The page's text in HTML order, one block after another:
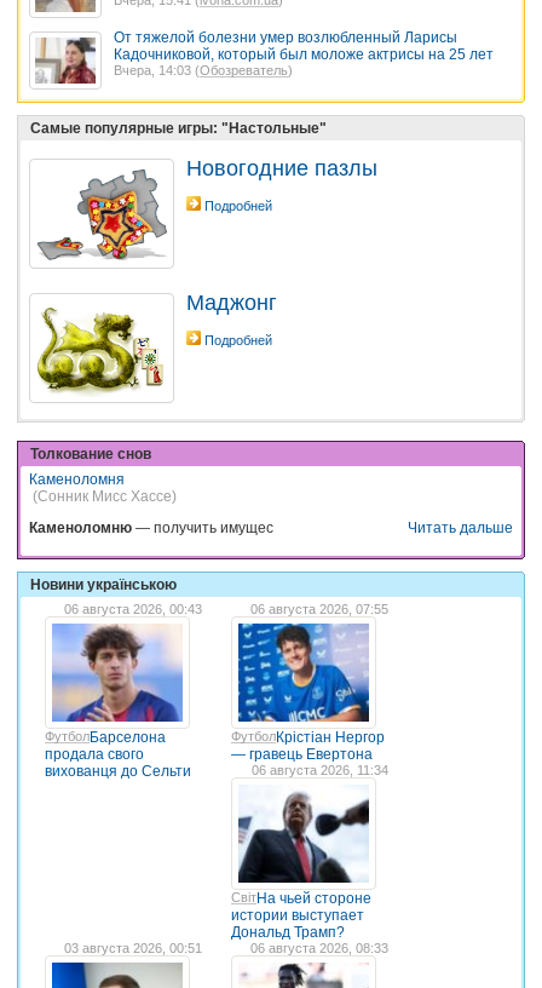
От тяжелой болезни умер возлюбленный Ларисы
Кадочниковой, который был моложе актрисы на 25 лет
Вчера, 14:03 (Обозреватель)
Самые популярные игры: "Настольные"
Новогодние пазлы
Подробней
Маджонг
Подробней
Толкование снов
Каменоломня
(Сонник Мисс Хассе)
Каменоломню — получить имущес Читать дальше
Новини українською
06 августа 2026, 00:43
ФутболБарселона
продала свого
вихованця до Сельти
06 августа 2026, 07:55
ФутболКрістіан Нергор
— гравець Евертона
06 августа 2026, 11:34
СвітНа чьей стороне
истории выступает
Дональд Трамп?
03 августа 2026, 00:51 06 августа 2026, 08:33